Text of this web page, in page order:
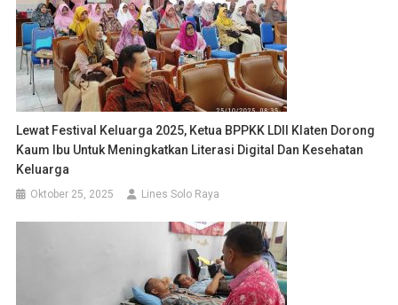
Lewat Festival Keluarga 2025, Ketua BPPKK LDII Klaten Dorong
Kaum Ibu Untuk Meningkatkan Literasi Digital Dan Kesehatan
Keluarga
Oktober 25, 2025 Lines Solo Raya